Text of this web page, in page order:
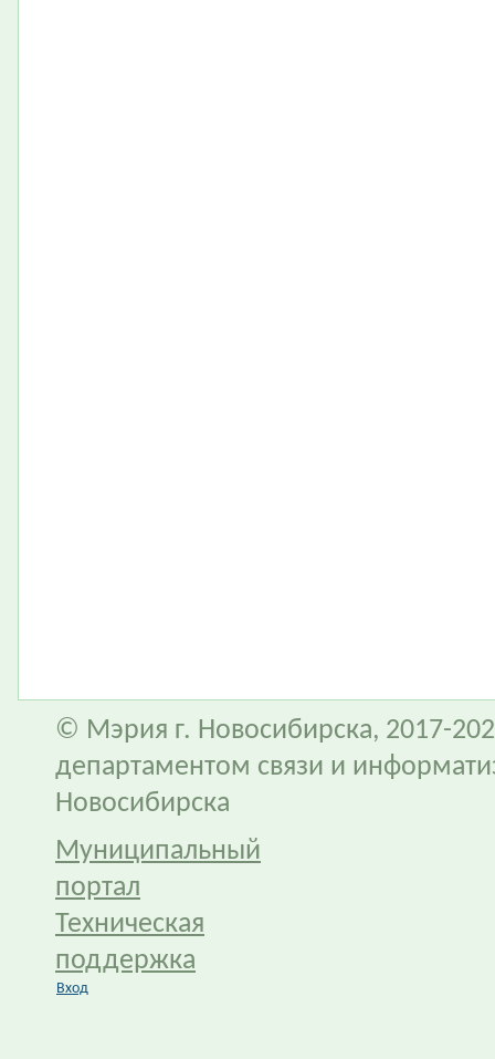
© Мэрия г. Новосибирска, 2017-
департаментом связи и
Новосибирска
Муниципальный
портал
Техническая
поддержка
Вход